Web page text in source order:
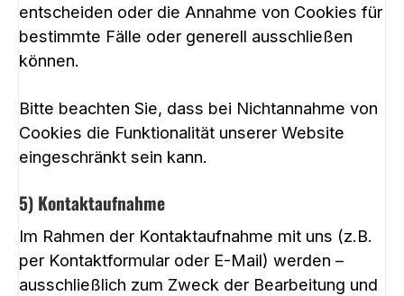
entscheiden oder die Annahme von Cookies für
bestimmte Fälle oder generell ausschließen
können.
Bitte beachten Sie, dass bei Nichtannahme von
Cookies die Funktionalität unserer Website
eingeschränkt sein kann.
5) Kontaktaufnahme
Im Rahmen der Kontaktaufnahme mit uns (z.B.
per Kontaktformular oder E-Mail) werden –
ausschließlich zum Zweck der Bearbeitung und